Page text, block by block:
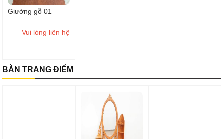
Giường gỗ 01
Vui lòng liên hệ
BÀN TRANG ĐIỂM